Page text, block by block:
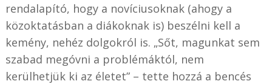
rendalapító, hogy a novíciusoknak (ahogy a
közoktatásban a diákoknak is) beszélni kell a
kemény, nehéz dolgokról is. „Sőt, magunkat sem
szabad megóvni a problémáktól, nem
kerülhetjük ki az életet” – tette hozzá a bencés